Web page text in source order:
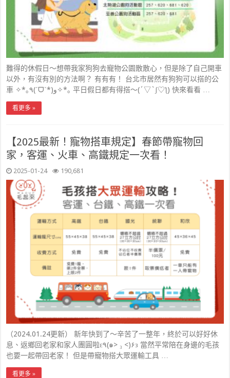
難得的休假日～想帶我家狗狗去寵物公園散散心，但是除了自己開車
以外，有沒有別的方法啊？ 有有有！ 台北市居然有狗狗可以搭的公
車 ✧*｡٩(ˊᗜˋ*)و✧*｡ 平日假日都有得搭～(´▽`ʃ♡ƪ) 快來看看 …
看更多 »
【2025最新！寵物搭車規定】春節帶寵物回
家，客運、火車、高鐵規定一次看！
2025-01-24 190,681
（2024.01.24更新） 新年快到了～辛苦了一整年，終於可以好好休
息、返鄉回老家和家人團圓啦ε٩(๑> ₃ <)۶з 當然平常陪在身邊的毛孩
也要一起帶回老家！ 但是帶寵物搭大眾運輸工具 …
看更多 »